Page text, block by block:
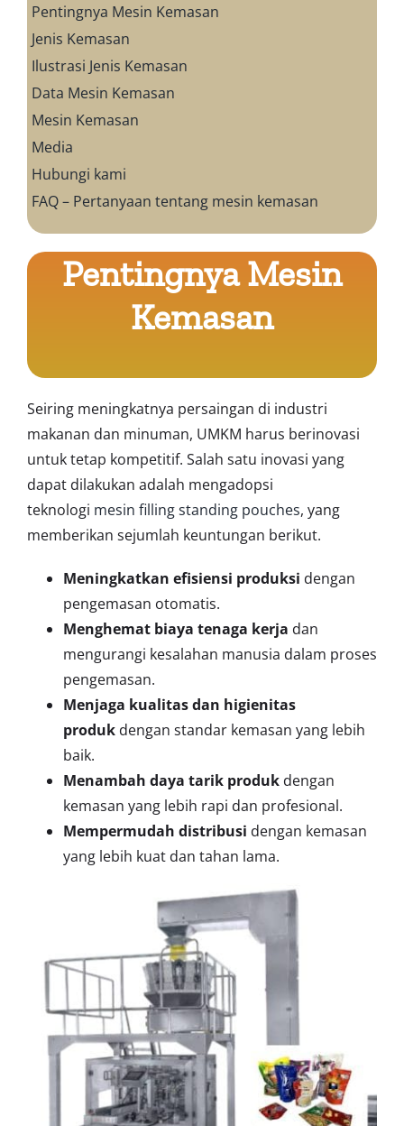
Pentingnya Mesin Kemasan
Jenis Kemasan
Ilustrasi Jenis Kemasan
Data Mesin Kemasan
Mesin Kemasan
Media
Hubungi kami
FAQ – Pertanyaan tentang mesin kemasan
Pentingnya Mesin
Kemasan
Seiring meningkatnya persaingan di industri
makanan dan minuman, UMKM harus berinovasi
untuk tetap kompetitif. Salah satu inovasi yang
dapat dilakukan adalah mengadopsi
teknologi mesin filling standing pouches, yang
memberikan sejumlah keuntungan berikut.
Meningkatkan efisiensi produksi dengan
pengemasan otomatis.
Menghemat biaya tenaga kerja dan
mengurangi kesalahan manusia dalam proses
pengemasan.
Menjaga kualitas dan higienitas
produkdengan standar kemasan yang lebih
baik.
Menambah daya tarik produkdengan
kemasan yang lebih rapi dan profesional.
Mempermudah distribusi dengan kemasan
yang lebih kuat dan tahan lama.